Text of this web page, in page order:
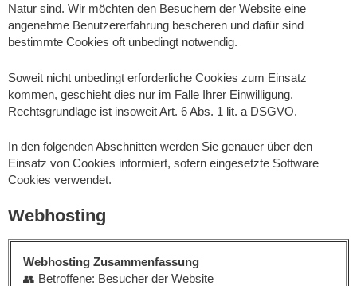
Natur sind. Wir möchten den Besuchern der Website eine
angenehme Benutzererfahrung bescheren und dafür sind
bestimmte Cookies oft unbedingt notwendig.
Soweit nicht unbedingt erforderliche Cookies zum Einsatz
kommen, geschieht dies nur im Falle Ihrer Einwilligung.
Rechtsgrundlage ist insoweit Art. 6 Abs. 1 lit. a DSGVO.
In den folgenden Abschnitten werden Sie genauer über den
Einsatz von Cookies informiert, sofern eingesetzte Software
Cookies verwendet.
Webhosting
Webhosting Zusammenfassung
👥 Betroffene: Besucher der Website